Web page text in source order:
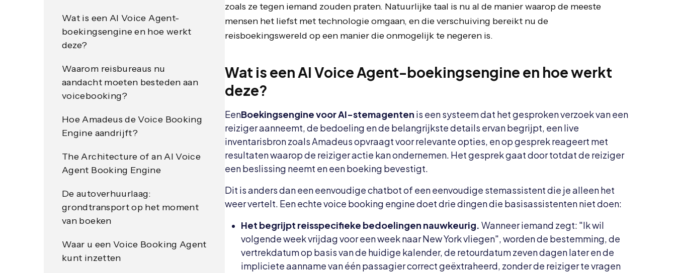
Wat is een AI Voice Agent-
boekingsengine en hoe werkt
deze?
Waarom reisbureaus nu
aandacht moeten besteden aan
voicebooking?
Hoe Amadeus de Voice Booking
Engine aandrijft?
The Architecture of an AI Voice
Agent Booking Engine
De autoverhuurlaag:
grondtransport op het moment
van boeken
Waar u een Voice Booking Agent
kunt inzetten
zoals ze tegen iemand zouden praten. Natuurlijke taal is nu al de manier waarop de meeste
mensen het liefst met technologie omgaan, en die verschuiving bereikt nu de
reisboekingswereld op een manier die onmogelijk te negeren is.
Wat is een AI Voice Agent-boekingsengine en hoe werkt
deze?
EenBoekingsengine voor AI-stemagenten is een systeem dat het gesproken verzoek van een
reiziger aanneemt, de bedoeling en de belangrijkste details ervan begrijpt, een live
inventarisbron zoals Amadeus opvraagt ​​voor relevante opties, en op gesprek reageert met
resultaten waarop de reiziger actie kan ondernemen. Het gesprek gaat door totdat de reiziger
een beslissing neemt en een boeking bevestigt.
Dit is anders dan een eenvoudige chatbot of een eenvoudige stemassistent die je alleen het
weer vertelt. Een echte voice booking engine doet drie dingen die basisassistenten niet doen:
Het begrijpt reisspecifieke bedoelingen nauwkeurig. Wanneer iemand zegt: "Ik wil
volgende week vrijdag voor een week naar New York vliegen", worden de bestemming, de
vertrekdatum op basis van de huidige kalender, de retourdatum zeven dagen later en de
impliciete aanname van één passagier correct geëxtraheerd, zonder de reiziger te vragen